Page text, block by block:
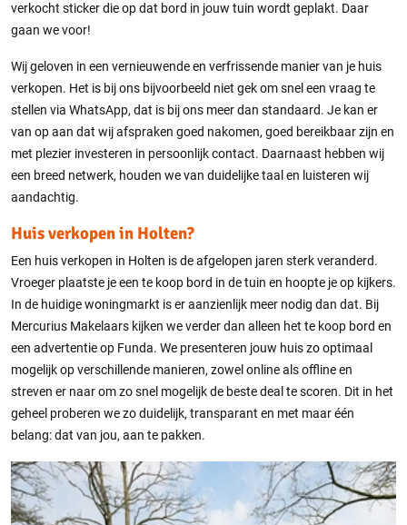
verkocht sticker die op dat bord in jouw tuin wordt geplakt. Daar
gaan we voor!
Wij geloven in een vernieuwende en verfrissende manier van je huis
verkopen. Het is bij ons bijvoorbeeld niet gek om snel een vraag te
stellen via WhatsApp, dat is bij ons meer dan standaard. Je kan er
van op aan dat wij afspraken goed nakomen, goed bereikbaar zijn en
met plezier investeren in persoonlijk contact. Daarnaast hebben wij
een breed netwerk, houden we van duidelijke taal en luisteren wij
aandachtig.
Huis verkopen in Holten?
Een huis verkopen in Holten is de afgelopen jaren sterk veranderd.
Vroeger plaatste je een te koop bord in de tuin en hoopte je op kijkers.
In de huidige woningmarkt is er aanzienlijk meer nodig dan dat. Bij
Mercurius Makelaars kijken we verder dan alleen het te koop bord en
een advertentie op Funda. We presenteren jouw huis zo optimaal
mogelijk op verschillende manieren, zowel online als offline en
streven er naar om zo snel mogelijk de beste deal te scoren. Dit in het
geheel proberen we zo duidelijk, transparant en met maar één
belang: dat van jou, aan te pakken.